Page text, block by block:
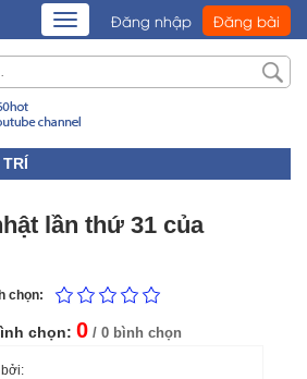
TOGGLE
NAVIGATION
Đăng nhập Đăng bài
lần thứ 31 của
chọn:
chọn: 0 / 0 bình chọn